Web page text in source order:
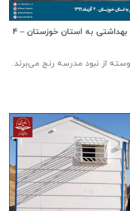
تقدیم ۷ مدرسه یک کلاسه با سرويس بهداشتی به استان خوزستان – ۴
از نبود مدرسه رنج می‌برند.